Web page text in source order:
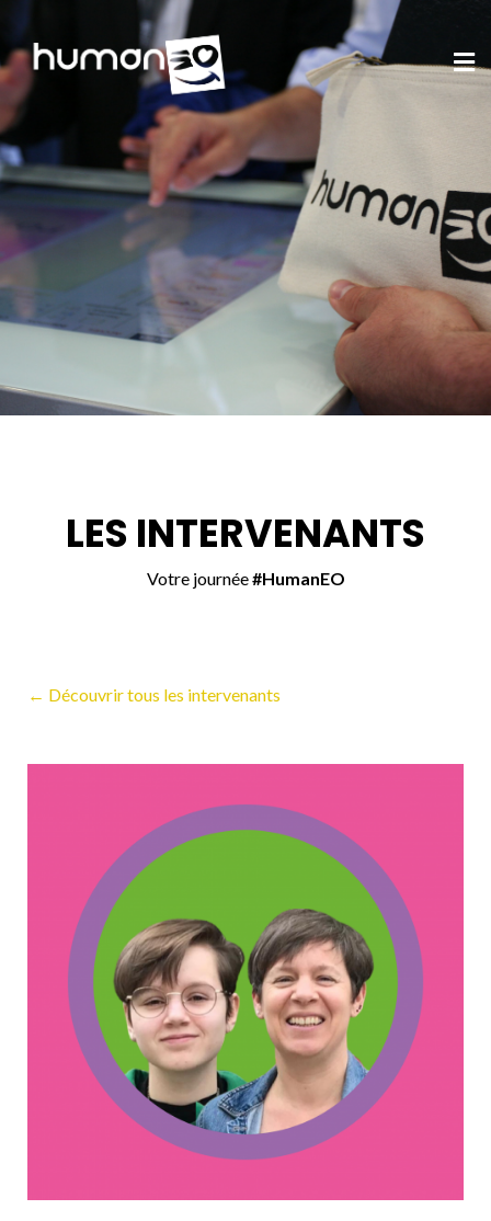
LES INTERVENANTS
Votre journée#HumanEO
← Découvrir tous les intervenants